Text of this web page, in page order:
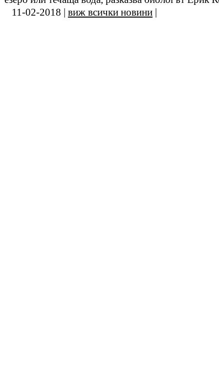
11-02-2018 | виж всички новини |